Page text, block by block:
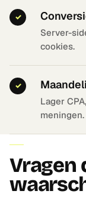
✓
Server-
cookies.
✓
Lager
meningen.
Vragen